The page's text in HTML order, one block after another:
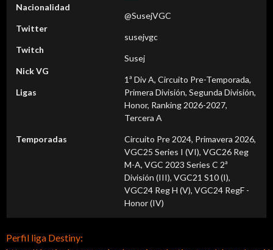
Nacionalidad
Twitter
@SusejVGC
Twitch
susejvgc
Nick VG
Susej
Ligas
1ª Div A, Circuito Pre-Temporada,
Primera División, Segunda División,
Honor, Ranking 2026-2027,
Tercera A
Temporadas
Circuito Pre 2024, Primavera 2026,
VGC25 Series I (VI), VGC26 Reg
M-A, VGC 2023 Series C 2ª
División (III), VGC21 S10 (I),
VGC24 Reg H (V), VGC24 RegF -
Honor (IV)
Perfil liga Destiny: